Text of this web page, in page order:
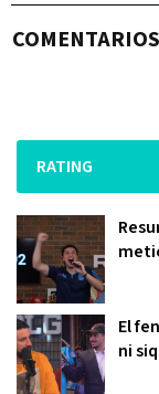
COMENTARIOS
RATING
El
ni